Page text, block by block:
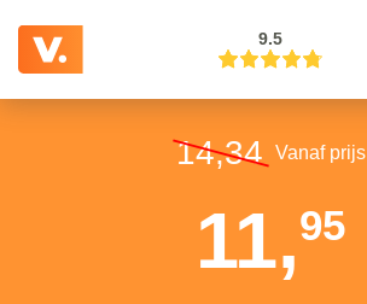
9.5
14,34 Vanaf prijs
11,95